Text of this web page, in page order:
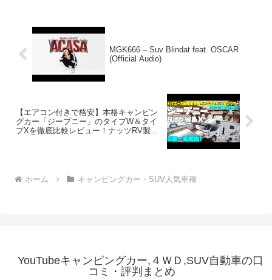
MGK666 – Suv Blindat feat. OSCAR
(Official Audio)
【エアコン付きで格安】本格キャンピン
グカー「ジープニー」のタイプW＆タイ
プXを徹底比較レビュー！ナッツRV製
ホーム キャンピングカー・SUV人気車種
YouTubeキャンピングカー,４ＷＤ,SUV自動車の口
コミ・評判まとめ